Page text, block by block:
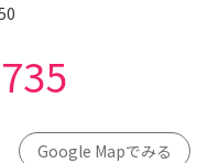
Google Mapでみる